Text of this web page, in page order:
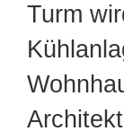
Turm